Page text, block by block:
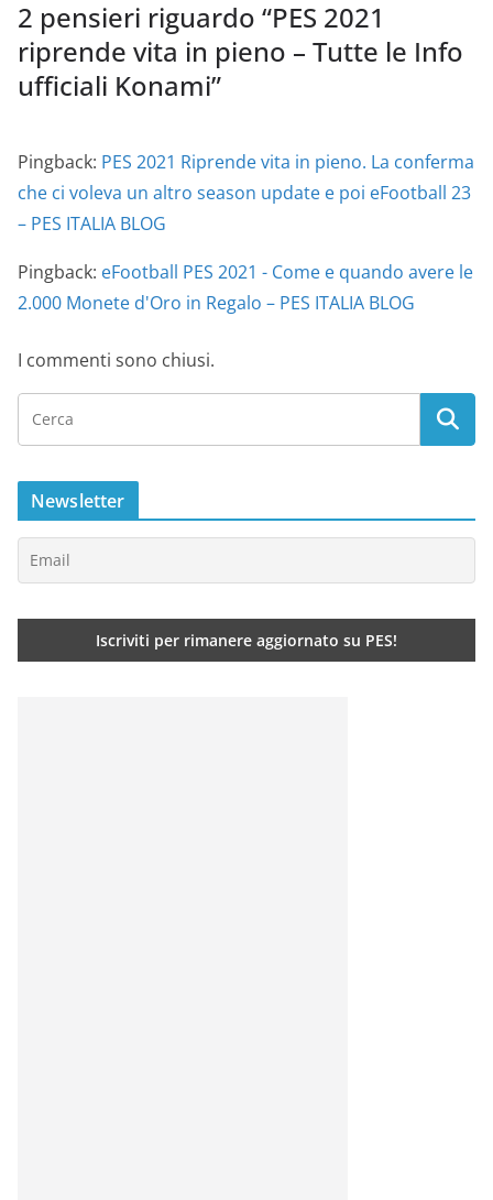
2 pensieri riguardo “PES 2021
riprende vita in pieno – Tutte le Info
ufficiali Konami”
Pingback: PES 2021 Riprende vita in pieno. La conferma
che ci voleva un altro season update e poi eFootball 23
– PES ITALIA BLOG
Pingback: eFootball PES 2021 - Come e quando avere le
2.000 Monete d'Oro in Regalo – PES ITALIA BLOG
I commenti sono chiusi.
Newsletter